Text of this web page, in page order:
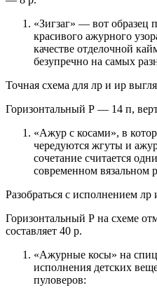
«Зигзаг» — вот образец
красивого ажурного
качестве отделочной
безупречно на самых
Точная схема для лр и ир
Горизонтальный Р — 14 п,
«Ажур с косами», в
чередуются жгуты и
сочетание считается
современном вязальном
Разобраться с исполнением
Горизонтальный Р на схеме
составляет 40 р.
«Ажурные косы» на
исполнения детских
пуловеров: